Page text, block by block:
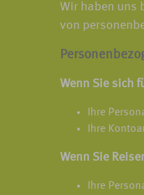
Wir haben uns
von
Wenn Sie sich
Ihre
Ihre
Wenn Sie
Ihre